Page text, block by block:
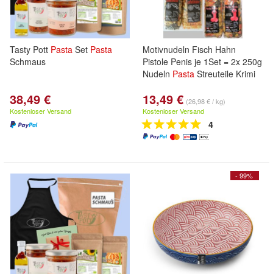
Tasty Pott Pasta Set Pasta
Schmaus
38,49 €
Kostenloser Versand
Motivnudeln Fisch Hahn
Pistole Penis je 1Set = 2x 250g
Nudeln Pasta Streuteile Krimi
13,49 € (26,98 € / kg)
Kostenloser Versand
4
- 99%